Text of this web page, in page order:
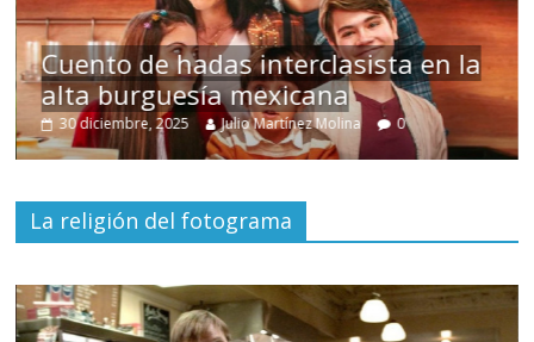
la
Un hombre entre dos mundos
15 mayo, 2026 Julio Martínez Molina
La religión del fotograma